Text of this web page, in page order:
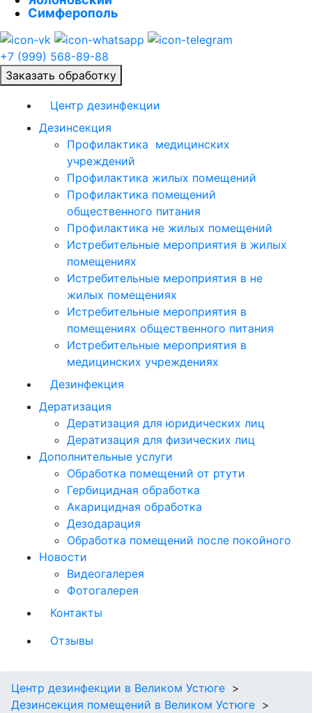
Симферополь
+7 (999) 568-89-88
Заказать обработку
Центр дезинфекции
Дезинсекция
Профилактика медицинских
учреждений
Профилактика жилых помещений
Профилактика помещений
общественного питания
Профилактика не жилых помещений
Истребительные мероприятия в жилых
помещениях
Истребительные мероприятия в не
жилых помещениях
Истребительные мероприятия в
помещениях общественного питания
Истребительные мероприятия в
медицинских учреждениях
Дезинфекция
Дератизация
Дератизация для юридических лиц
Дератизация для физических лиц
Дополнительные услуги
Обработка помещений от ртути
Гербицидная обработка
Акарицидная обработка
Дезодарация
Обработка помещений после покойного
Новости
Видеогалерея
Фотогалерея
Контакты
Отзывы
Центр дезинфекции в Великом Устюге
Дезинсекция помещений в Великом Устюге